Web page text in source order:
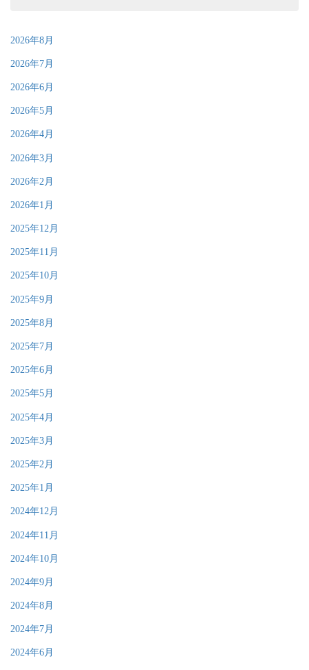
2026年8月
2026年7月
2026年6月
2026年5月
2026年4月
2026年3月
2026年2月
2026年1月
2025年12月
2025年11月
2025年10月
2025年9月
2025年8月
2025年7月
2025年6月
2025年5月
2025年4月
2025年3月
2025年2月
2025年1月
2024年12月
2024年11月
2024年10月
2024年9月
2024年8月
2024年7月
2024年6月